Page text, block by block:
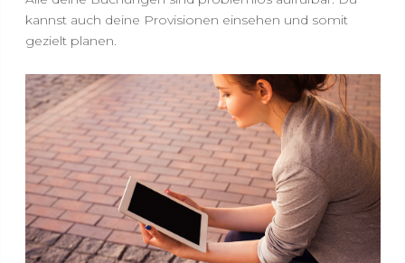
kannst auch deine Provisionen einsehen und somit
gezielt planen.